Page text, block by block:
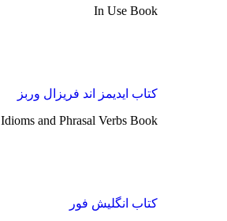
In Use Book
کتاب ایدیمز اند فریزال وربز
Idioms and Phrasal Verbs Book
کتاب انگلیش فور